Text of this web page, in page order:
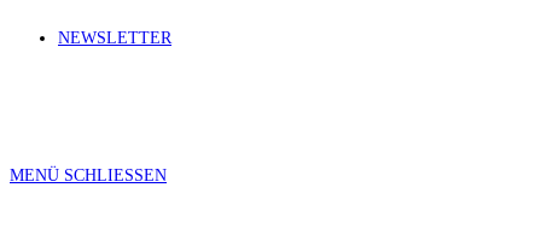
NEWSLETTER
MENÜ SCHLIESSEN